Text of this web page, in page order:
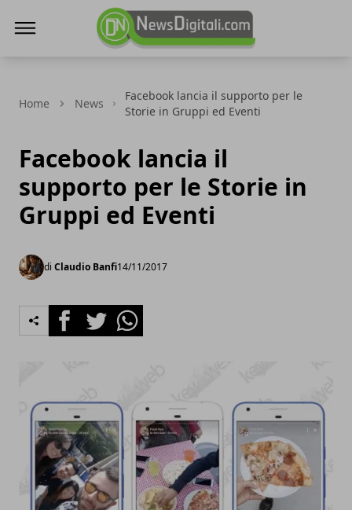
Home News
Facebook lancia il supporto per le
Storie in Gruppi ed Eventi
Facebook lancia il
supporto per le Storie in
Gruppi ed Eventi
di Claudio Banfi14/11/2017
FacebookTwitterWhatsapp